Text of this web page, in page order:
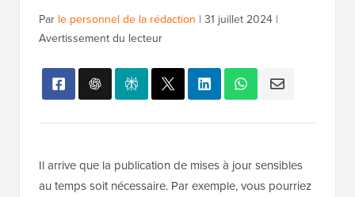
Par le personnel de la rédaction | 31 juillet 2024 |
Avertissement du lecteur
Il arrive que la publication de mises à jour sensibles
au temps soit nécessaire. Par exemple, vous pourriez